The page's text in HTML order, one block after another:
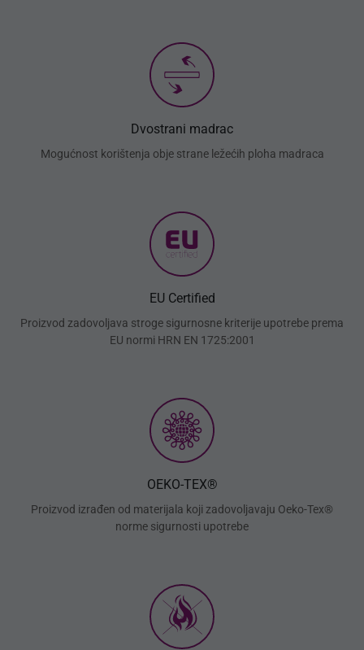
Dvostrani madrac
Mogućnost korištenja obje strane ležećih ploha madraca
EU Certified
Proizvod zadovoljava stroge sigurnosne kriterije upotrebe prema
EU normi HRN EN 1725:2001
OEKO-TEX®
Proizvod izrađen od materijala koji zadovoljavaju Oeko-Tex®
norme sigurnosti upotrebe